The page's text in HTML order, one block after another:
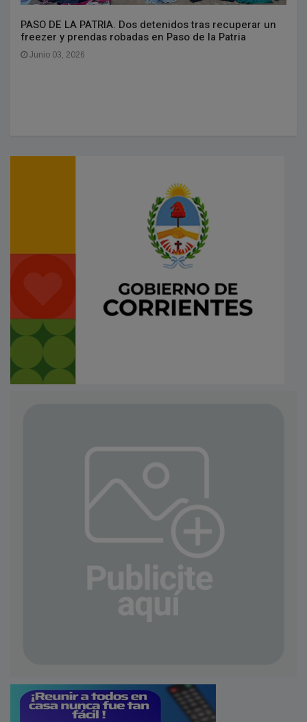
PASO DE LA PATRIA. Dos detenidos tras recuperar un
freezer y prendas robadas en Paso de la Patria
Junio 03, 2026